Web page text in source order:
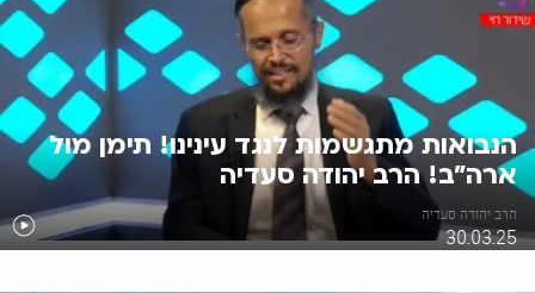
הנבואות מתגשמות לנגד עינינו! תימן מול
ארה"ב! הרב יהודה סעדיה
הרב יהודה סעדיה
30.03.25